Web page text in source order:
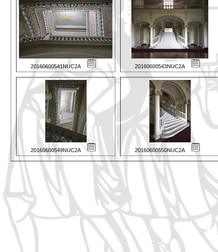
20160600541NUC2A 20160600543NUC2A
20160600549NUC2A 20160600550NUC2A